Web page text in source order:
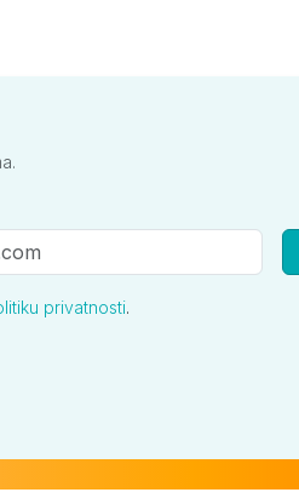
privatnosti.